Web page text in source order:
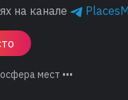
на канале
мест •••